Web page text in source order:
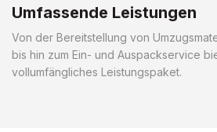
Umfassende Leistungen
Von der Bereitstellung von
bis hin zum Ein- und Auspackservice
vollumfängliches Leistungspaket.